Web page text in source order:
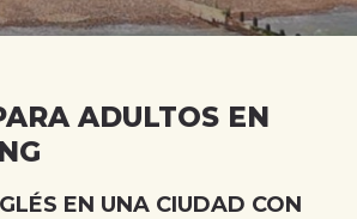
ADULTOS EN
EN UNA CIUDAD CON